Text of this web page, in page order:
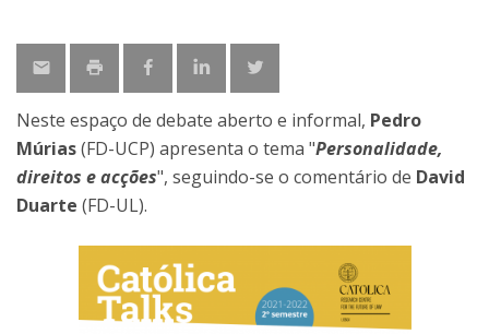
Neste espaço de debate aberto e informal, Pedro
Múrias(FD-UCP) apresenta o tema "Personalidade,
direitos e acções", seguindo-se o comentário de David
Duarte (FD-UL).